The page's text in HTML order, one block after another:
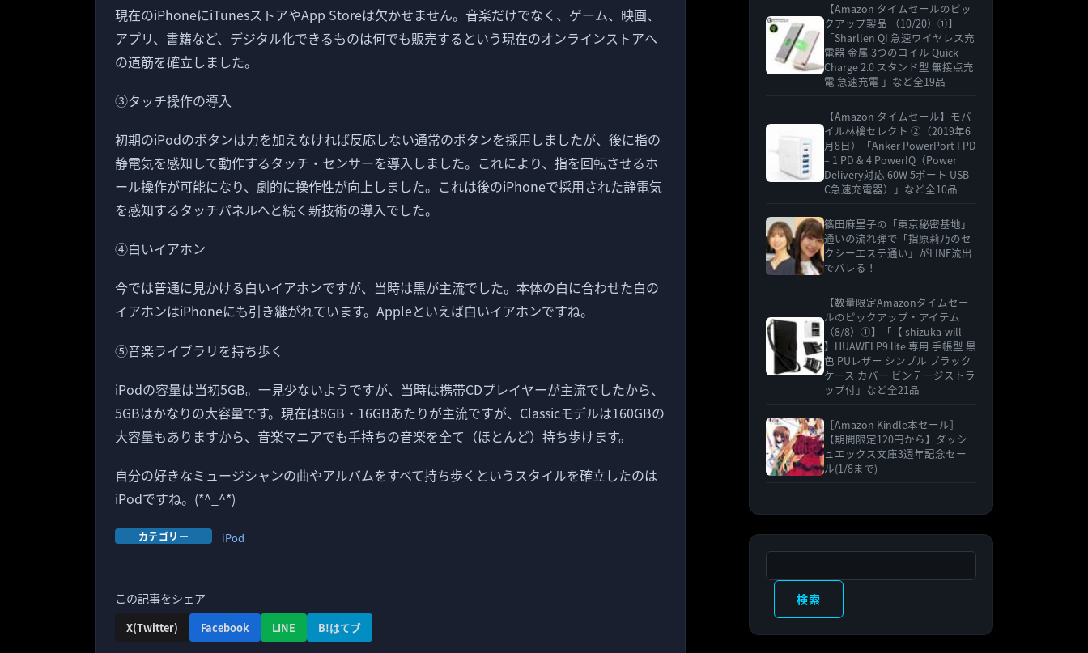
現在のiPhoneにiTunesストアやApp Storeは欠かせません。音楽だけでなく、ゲーム、映画、
アプリ、書籍など、デジタル化できるものは何でも販売するという現在のオンラインストアへ
の道筋を確立しました。
③タッチ操作の導入
初期のiPodのボタンは力を加えなければ反応しない通常のボタンを採用しましたが、後に指の
静電気を感知して動作するタッチ・センサーを導入しました。これにより、指を回転させるホ
ール操作が可能になり、劇的に操作性が向上しました。これは後のiPhoneで採用された静電気
を感知するタッチパネルへと続く新技術の導入でした。
④白いイアホン
今では普通に見かける白いイアホンですが、当時は黒が主流でした。本体の白に合わせた白の
イアホンはiPhoneにも引き継がれています。Appleといえば白いイアホンですね。
⑤音楽ライブラリを持ち歩く
iPodの容量は当初5GB。一見少ないようですが、当時は携帯CDプレイヤーが主流でしたから、
5GBはかなりの大容量です。現在は8GB・16GBあたりが主流ですが、Classicモデルは160GBの
大容量もありますから、音楽マニアでも手持ちの音楽を全て（ほとんど）持ち歩けます。
自分の好きなミュージシャンの曲やアルバムをすべて持ち歩くというスタイルを確立したのは
iPodですね。(*^_^*)
カテゴリー iPod
この記事をシェア
X(Twitter) Facebook LINE B!はてブ
【Amazon タイムセールのピッ
クアップ製品 （10/20）①】
「Sharllen QI 急速ワイヤレス充
電器 金属 3つのコイル Quick
Charge 2.0 スタンド型 無接点充
電 急速充電 」など全19品
【Amazon タイムセール】モバ
イル林檎セレクト ②（2019年6
月8日）「Anker PowerPort I PD
– 1 PD & 4 PowerIQ（Power
Delivery対応 60W 5ポート USB-
C急速充電器）」など全10品
篠田麻里子の「東京秘密基地」
通いの流れ弾で「指原莉乃のセ
クシーエステ通い」がLINE流出
でバレる！
【数量限定Amazonタイムセー
ルのピックアップ・アイテム
（8/8）①】「【 shizuka-will-
】HUAWEI P9 lite 専用 手帳型 黒
色 PUレザー シンプル ブラック
ケース カバー ビンテージストラ
ップ付」など全21品
［Amazon Kindle本セール］
【期間限定120円から】ダッシ
ュエックス文庫3週年記念セー
ル(1/8まで)
検索